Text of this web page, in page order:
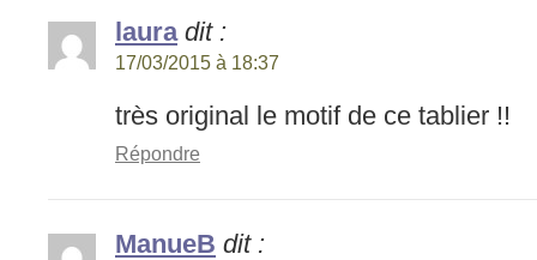
laura dit :
17/03/2015 à 18:37
très original le motif de ce tablier !!
Répondre
ManueB dit :